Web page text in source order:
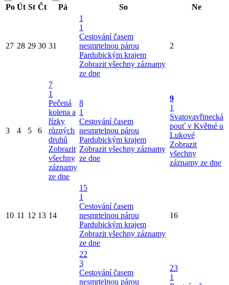
Po Út St Čt Pá So Ne
27 28 29 30 31
1
1
Cestování časem
nesmrtelnou párou
Pardubickým krajem
Zobrazit všechny záznamy
ze dne
2
3 4 5 6
7
1
Pečená
kolena a
řízky
různých
druhů
Zobrazit
všechny
záznamy
ze dne
8
1
Cestování časem
nesmrtelnou párou
Pardubickým krajem
Zobrazit všechny záznamy
ze dne
9
1
Svatovavřinecká
pouť v Květné u
Lukové
Zobrazit
všechny
záznamy ze dne
10 11 12 13 14
15
1
Cestování časem
nesmrtelnou párou
Pardubickým krajem
Zobrazit všechny záznamy
ze dne
16
22
3
Cestování časem
nesmrtelnou párou
23
1